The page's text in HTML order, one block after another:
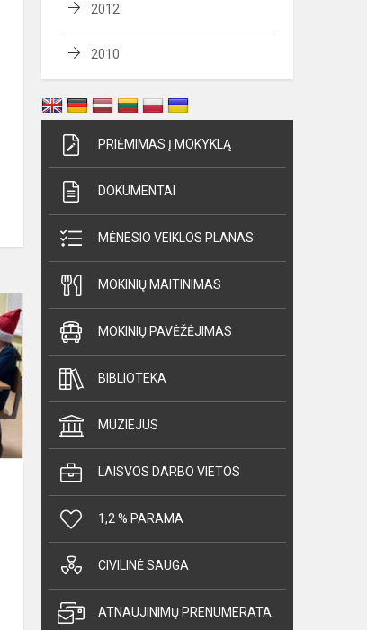
skaitiniai
2012
2010
PRIĖMIMAS Į MOKYKLĄ
DOKUMENTAI
MĖNESIO VEIKLOS PLANAS
MOKINIŲ MAITINIMAS
MOKINIŲ PAVĖŽĖJIMAS
BIBLIOTEKA
MUZIEJUS
LAISVOS DARBO VIETOS
1,2 % PARAMA
CIVILINĖ SAUGA
ATNAUJINIMŲ PRENUMERATA